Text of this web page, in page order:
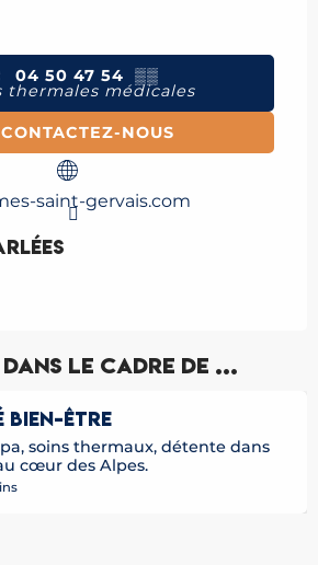
04 50 47 54 ▒▒
thermales médicales
CONTACTEZ-NOUS
saint-gervais.com
le cadre de ...
BIEN-ÊTRE
soins thermaux, détente dans
cœur des Alpes.